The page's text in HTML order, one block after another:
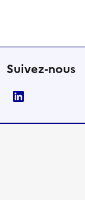
Suivez-nous